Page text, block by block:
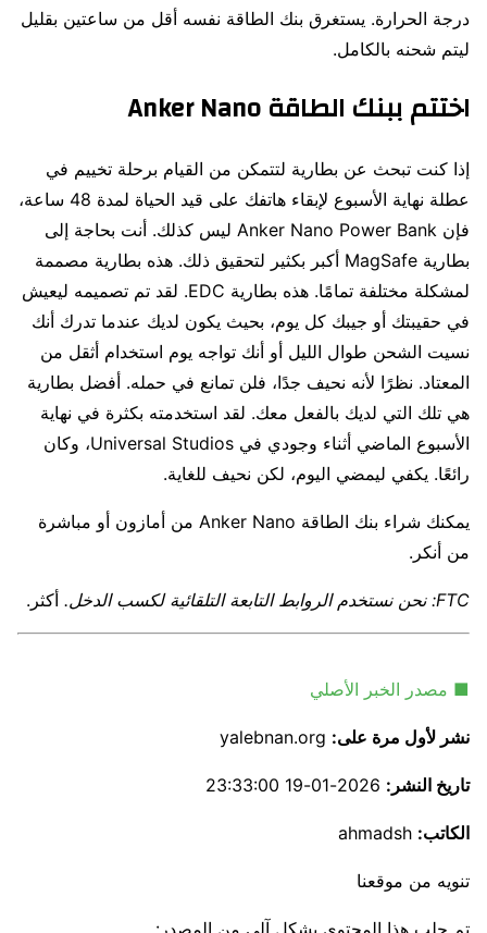
درجة الحرارة. يستغرق بنك الطاقة نفسه أقل من ساعتين بقليل
ليتم شحنه بالكامل.
اختتم ببنك الطاقة Anker Nano
إذا كنت تبحث عن بطارية لتتمكن من القيام برحلة تخييم في
عطلة نهاية الأسبوع لإبقاء هاتفك على قيد الحياة لمدة 48 ساعة،
فإن Anker Nano Power Bank ليس كذلك. أنت بحاجة إلى
بطارية MagSafe أكبر بكثير لتحقيق ذلك. هذه بطارية مصممة
لمشكلة مختلفة تمامًا. هذه بطارية EDC. لقد تم تصميمه ليعيش
في حقيبتك أو جيبك كل يوم، بحيث يكون لديك عندما تدرك أنك
نسيت الشحن طوال الليل أو أنك تواجه يوم استخدام أثقل من
المعتاد. نظرًا لأنه نحيف جدًا، فلن تمانع في حمله. أفضل بطارية
هي تلك التي لديك بالفعل معك. لقد استخدمته بكثرة في نهاية
الأسبوع الماضي أثناء وجودي في Universal Studios، وكان
رائعًا. يكفي ليمضي اليوم، لكن نحيف للغاية.
يمكنك شراء بنك الطاقة Anker Nano من أمازون أو مباشرة
من أنكر.
FTC: نحن نستخدم الروابط التابعة التلقائية لكسب الدخل. أكثر.
■ مصدر الخبر الأصلي
نشر لأول مرة على: yalebnan.org
تاريخ النشر: 2026-01-19 23:33:00
الكاتب: ahmadsh
تنويه من موقعنا
تم جلب هذا المحتوى بشكل آلي من المصدر: